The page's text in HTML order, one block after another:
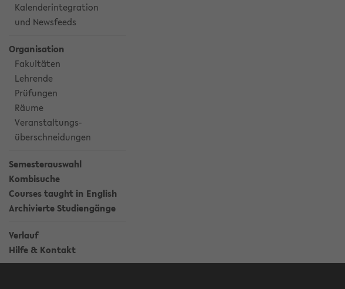
Kalenderintegration
und Newsfeeds
Organisation
Fakultäten
Lehrende
Prüfungen
Räume
Veranstaltungs-
überschneidungen
Semesterauswahl
Kombisuche
Courses taught in English
Archivierte Studiengänge
Verlauf
Hilfe & Kontakt